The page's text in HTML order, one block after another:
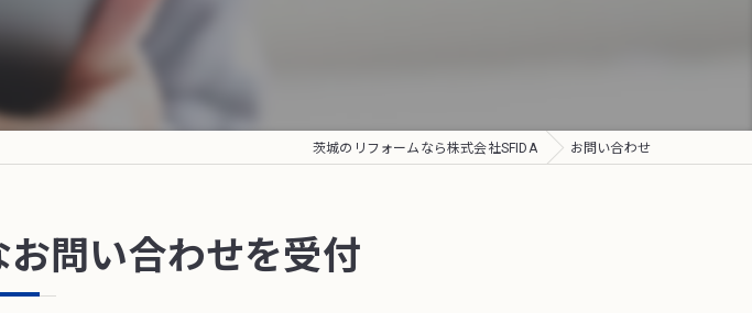
茨城のリフォームなら株式会社SFIDA お問い合わせ
問い合わせを受付